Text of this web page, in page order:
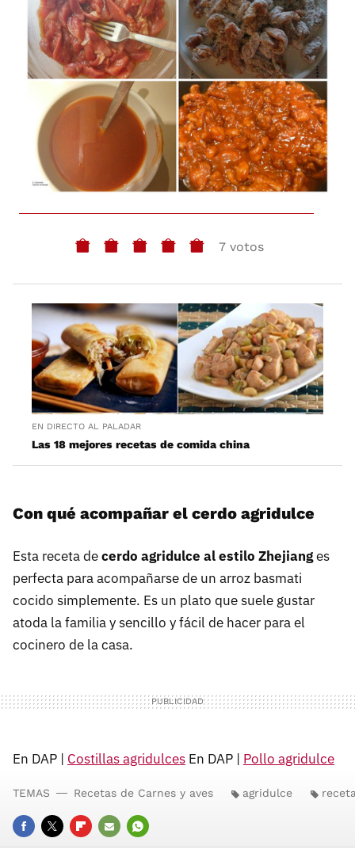
7 votos
EN DIRECTO AL PALADAR
Las 18 mejores recetas de comida china
Con qué acompañar el cerdo agridulce
Esta receta decerdo agridulce al estilo Zhejianges
perfecta para acompañarse de un arroz basmati
cocido simplemente. Es un plato que suele gustar
atoda la familia y sencillo y fácil de hacer para el
cocinero de la casa.
En DAP | Costillas agridulces En DAP | Pollo agridulce
FACEBOOK
TWITTERFLIPBOARD
E- WHATSAPP
TEMAS Recetas de Carnes y aves agridulce